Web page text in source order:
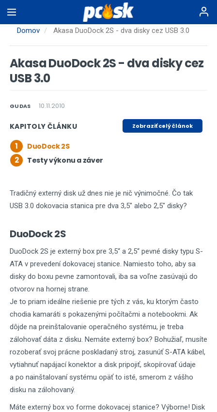
na
hlavnýDomov Akasa DuoDock 2S - dva disky cez USB 3.0
Akasa DuoDock 2S - dva disky cez
USB 3.0
GUDAS 10.11.2010
KAPITOLY ČLÁNKU Zobraziť celý článok
1 DuoDock 2S
2 Testy výkonu a záver
Tradičný externý disk už dnes nie je nič výnimočné. Čo tak
USB 3.0 dokovacia stanica pre dva 3,5" alebo 2,5" disky?
DuoDock 2S
DuoDock 2S je externý box pre 3,5“ a 2,5“ pevné disky typu S-
ATA v prevedení dokovacej stanice. Namiesto toho, aby sa
disky do boxu pevne zamontovali, iba sa voľne zasúvajú do
otvorov na hornej strane.
Je to priam ideálne riešenie pre tých z vás, ku ktorým často
chodia kamaráti s pokazenými počítačmi a notebookmi. Ak
dôjde na preinštalovanie operačného systému, je treba
zálohovať dáta z disku. Nemáte externý box? Bohužiaľ, musíte
rozoberať svoj prácne poskladaný stroj, zasunúť S-ATA kábel,
vytiahnuť napájací konektor a disk pripojiť, skopírovať údaje
a po nainštalovaní systému opäť to isté, smerom z vášho
disku na zálohovaný.
Máte externý box vo forme dokovacej stanice? Výborne! Disk